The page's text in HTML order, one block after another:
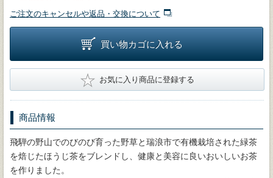
ご注文のキャンセルや返品・交換について
買い物カゴに入れる
★ お気に入り商品に登録する
商品情報
飛騨の野山でのびのび育った野草と瑞浪市で有機栽培された緑茶
を焙じたほうじ茶をブレンドし、健康と美容に良いおいしいお茶
を作りました。